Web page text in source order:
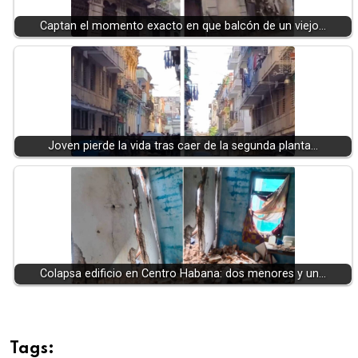
Captan el momento exacto en que balcón de un viejo…
Joven pierde la vida tras caer de la segunda planta…
Colapsa edificio en Centro Habana: dos menores y un…
Tags: